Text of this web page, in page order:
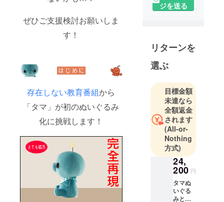
ぜひご支援検討お願いしま
す！
存在しない教育番組から
「タマ」が初のぬいぐるみ
化に挑戦します！
チームで
す。
ングでの商
目指して、
ターとのコ
ラボ企画や
自社オリジ
ナルのアイ
テム企画を
行ってま
す。
◾️営業日のご
営業時間：
ジを送る
リターンを
選ぶ
目標金額
未達なら
全額返金
されます
(All-or-
Nothing
方式)
24,
200 円
タマぬ
いぐる
みと